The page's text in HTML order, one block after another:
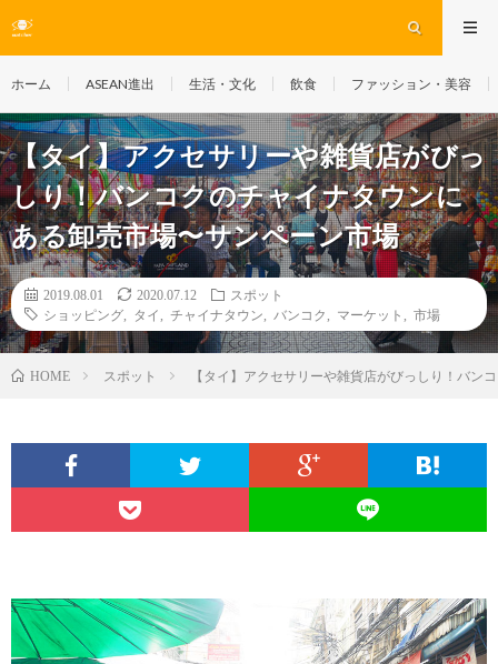
ホーム ASEAN進出 生活・文化 飲食 ファッション・美容
【タイ】アクセサリーや雑貨店がびっ
しり！バンコクのチャイナタウンに
ある卸売市場〜サンペーン市場
2019.08.01 2020.07.12
スポット
ショッピング
タイ チャイナタウン バンコク マーケット 市場
HOME スポット 【タイ】アクセサリーや雑貨店がびっしり！バン